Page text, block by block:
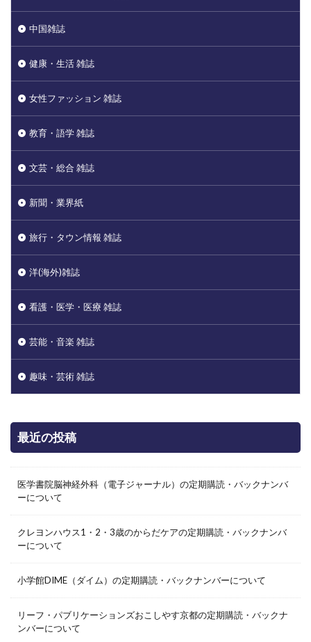
中国雑誌
健康・生活 雑誌
女性ファッション 雑誌
教育・語学 雑誌
文芸・総合 雑誌
新聞・業界紙
旅行・タウン情報 雑誌
洋(海外)雑誌
看護・医学・医療 雑誌
芸能・音楽 雑誌
趣味・芸術 雑誌
最近の投稿
医学書院脳神経外科（電子ジャーナル）の定期購読・バックナンバ
ーについて
クレヨンハウス1・2・3歳のからだケアの定期購読・バックナンバ
ーについて
小学館DIME（ダイム）の定期購読・バックナンバーについて
リーフ・パブリケーションズおこしやす京都の定期購読・バックナ
ンバーについて